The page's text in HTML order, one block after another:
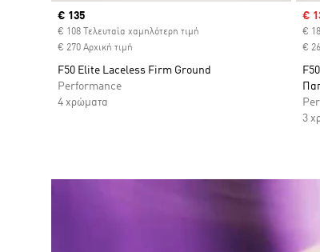
Current price
€ 135
€ 108 Τελευταία χαμηλότερη τιμή
€ 270 Αρχική τιμή
F50 Elite Laceless Firm Ground
Performance
4 χρώματα
€
€
€
3